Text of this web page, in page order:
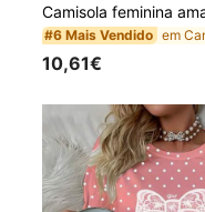
#6 Mais Vendido
10,61€